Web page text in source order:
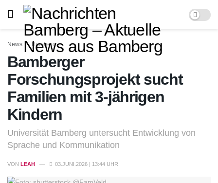
News Bamberg
Bamberger
Forschungsprojekt sucht
Familien mit 3-jährigen
Kindern
Universität Bamberg untersucht Entwicklung von
Sprache und Kommunikation
VON LEAH 03.JUNI.2026 | 13:44 UHR